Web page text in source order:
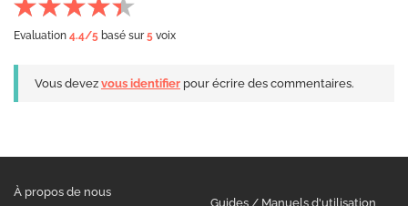
Evaluation 4.4/5 basé sur5 voix
Vous devez vous identifier pour écrire des commentaires.
À propos de nous
Guides / Manuels d'utilisation